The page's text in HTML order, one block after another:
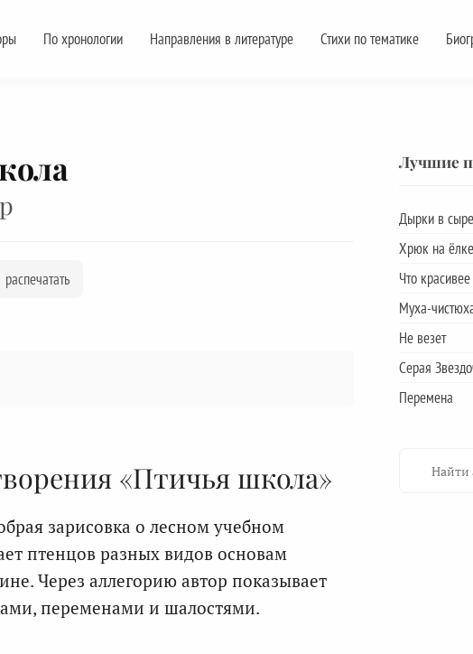
По хронологии Направления в литературе Стихи по тематике
распечатать
«Птичья школа»
зарисовка о лесном учебном
птенцов разных видов основам
Через аллегорию автор показывает
переменами и шалостями.
Лучшие
Дырки в сыре
Хрюк на ёлке
Что
Муха-
Не везет
Серая
Перемена